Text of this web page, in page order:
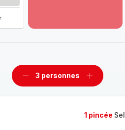
la
Supprimer
3 personnes
Ajouter
1 pincée Sel